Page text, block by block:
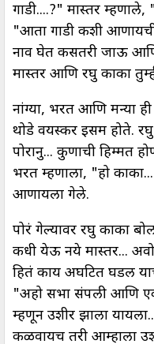
गाडी....?" मास्तर म्हणाले,
"आता गाडी कशी
नाव घेत कसतरी जाऊ
मास्तर आणि रघु काका
नांग्या, भरत आणि मन्या
थोडे वयस्कर इसम होते.
पोरानु... कुणाची हिम्मत
भरत म्हणाला, "हो
आणायला गेले.
पोरं गेल्यावर रघु काका
कधी येऊ नये मास्तर... अवो
हितं काय अघटित घडल
"अहो सभा संपली आणि
म्हणून उशीर झाला
कळवायच तरी आम्हाला